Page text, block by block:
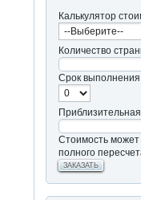
Калькулятор
Количество
Срок
Стоимость
полного
ЗАКАЗАТЬ